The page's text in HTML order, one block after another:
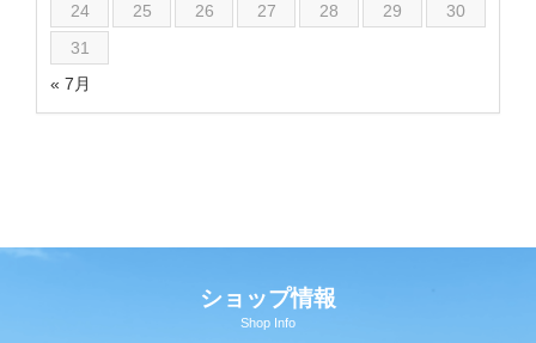
« 7月
24
25 26 27 28 29
30
31
ショップ情報
Shop Info